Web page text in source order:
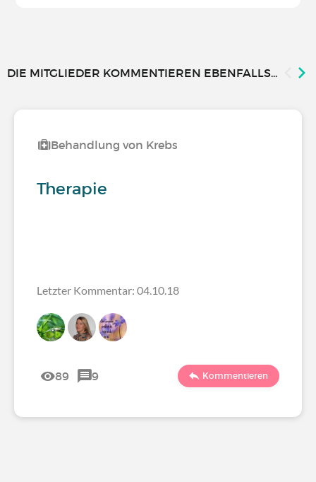
DIE MITGLIEDER KOMMENTIEREN EBENFALLS...
Behandlung von Krebs
Therapie
Letzter Kommentar: 04.10.18
89 9 Kommentieren